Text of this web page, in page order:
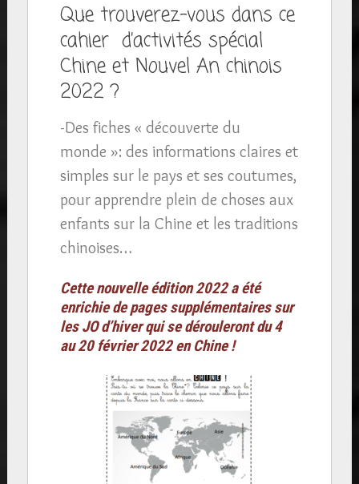
Que trouverez-vous dans ce
cahier d’activités spécial
Chine et Nouvel An chinois
2022 ?
-Des fiches « découverte du
monde »: des informations claires et
simples sur le pays et ses coutumes,
pour apprendre plein de choses aux
enfants sur la Chine et les traditions
chinoises…
Cette nouvelle édition 2022 a été
enrichie de pages supplémentaires sur
les JO d’hiver qui se dérouleront du 4
au 20 février 2022 en Chine !